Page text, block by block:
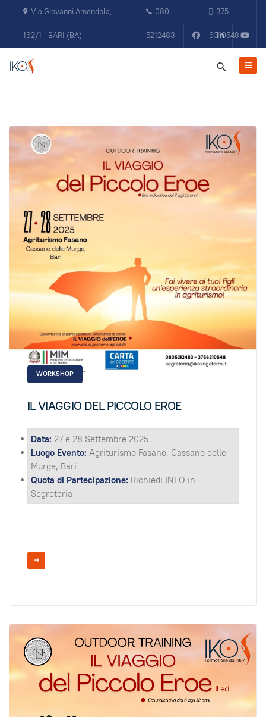
Via Giovanni Amendola,
162/1 - BARI (BA)
080-
5212483
375-
6310548
WORKSHOP
IL VIAGGIO DEL PICCOLO EROE
Data: 27 e 28 Settembre 2025
Luogo Evento: Agriturismo Fasano, Cassano delle
Murge, Bari
Quota di Partecipazione: Richiedi INFO in
Segreteria